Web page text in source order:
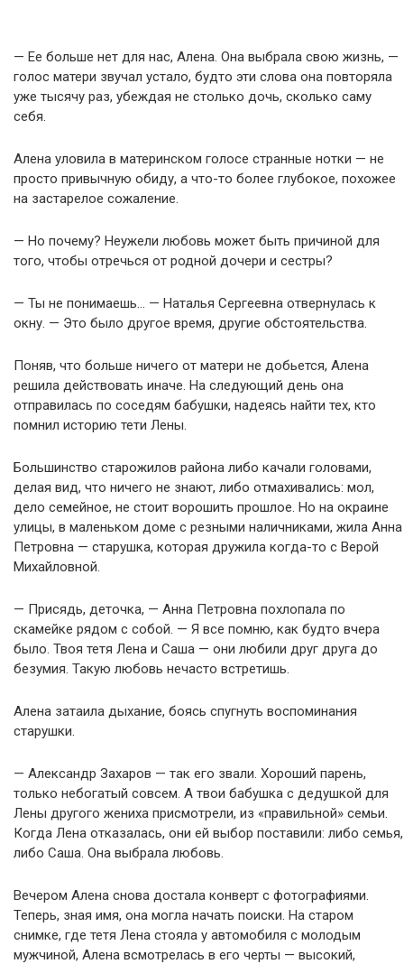
— Ее больше нет для нас, Алена. Она выбрала свою жизнь, —
голос матери звучал устало, будто эти слова она повторяла
уже тысячу раз, убеждая не столько дочь, сколько саму
себя.
Алена уловила в материнском голосе странные нотки — не
просто привычную обиду, а что-то более глубокое, похожее
на застарелое сожаление.
— Но почему? Неужели любовь может быть причиной для
того, чтобы отречься от родной дочери и сестры?
— Ты не понимаешь… — Наталья Сергеевна отвернулась к
окну. — Это было другое время, другие обстоятельства.
Поняв, что больше ничего от матери не добьется, Алена
решила действовать иначе. На следующий день она
отправилась по соседям бабушки, надеясь найти тех, кто
помнил историю тети Лены.
Большинство старожилов района либо качали головами,
делая вид, что ничего не знают, либо отмахивались: мол,
дело семейное, не стоит ворошить прошлое. Но на окраине
улицы, в маленьком доме с резными наличниками, жила Анна
Петровна — старушка, которая дружила когда-то с Верой
Михайловной.
— Присядь, деточка, — Анна Петровна похлопала по
скамейке рядом с собой. — Я все помню, как будто вчера
было. Твоя тетя Лена и Саша — они любили друг друга до
безумия. Такую любовь нечасто встретишь.
Алена затаила дыхание, боясь спугнуть воспоминания
старушки.
— Александр Захаров — так его звали. Хороший парень,
только небогатый совсем. А твои бабушка с дедушкой для
Лены другого жениха присмотрели, из «правильной» семьи.
Когда Лена отказалась, они ей выбор поставили: либо семья,
либо Саша. Она выбрала любовь.
Вечером Алена снова достала конверт с фотографиями.
Теперь, зная имя, она могла начать поиски. На старом
снимке, где тетя Лена стояла у автомобиля с молодым
мужчиной, Алена всмотрелась в его черты — высокий,